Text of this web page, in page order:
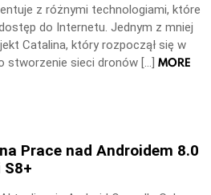
z różnymi technologiami, które
do Internetu. Jednym z mniej
Catalina, który rozpoczął się w
stworzenie sieci dronów […] MORE
Prace nad Androidem 8.0
S8+